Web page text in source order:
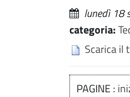
lunedì 18
categoria:
Scarica
PAGINE :